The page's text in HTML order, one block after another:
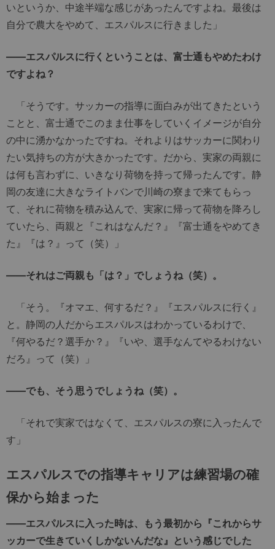
いというか、中途半端な感じがあったんですよね。最後は
自分で農大をやめて、エスパルスに行きました」
――エスパルスに行くということは、富士通もやめたわけ
ですよね？
「そうです。サッカーの指導に面白みが出てきたという
ことと、富士通でこのまま仕事をしていくイメージが自分
の中に湧かなかったですね。それよりはサッカーに関わり
たい気持ちの方が大きかったです。だから、実家の両親に
は何も言わずに、いきなり荷物を持って帰ったんです。静
岡の友達に大きなライトバンで川崎の寮まで来てもらっ
て、それに荷物を積み込んで、実家に帰って荷物を降ろし
ていたら、両親と『これはなんだ？』『富士通をやめてき
た』『は？』って（笑）」
――それはご両親も「は？」でしょうね（笑）。
「そう。『オマエ、何するだ？』『エスパルスに行く』
と。静岡の人だからエスパルスはわかっているわけで、
『何やるだ？選手か？』『いや、選手なんてやるわけない
だろ』って（笑）」
――でも、そう思うでしょうね（笑）。
「それで実家ではなくて、エスパルスの寮に入ったんで
す」
エスパルスでの指導キャリアは練習場の確
保から始まった
――エスパルスに入った時は、もう最初から『これからサ
ッカーで生きていくしかないんだな』という感じでした